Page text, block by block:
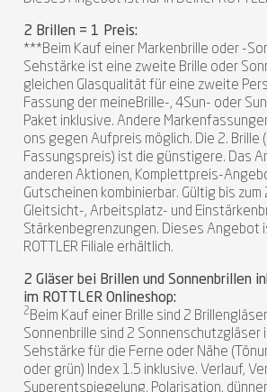
2 Brillen = 1 Preis:
***Beim Kauf einer Markenbrille oder -
Sehstärke ist eine zweite Brille oder
gleichen Glasqualität für eine zweite
Fassung der meineBrille-, 4Sun- oder
Paket inklusive. Andere
ons gegen Aufpreis möglich. Die 2. Brille
Fassungspreis) ist die günstigere. Das
anderen Aktionen, Komplettpreis-
Gutscheinen kombinierbar. Gültig bis
Gleitsicht-, Arbeitsplatz- und
Stärkenbegrenzungen. Dieses Angebot
ROTTLER Filiale erhältlich.
2 Gläser bei Brillen und Sonnenbrillen
im ROTTLER Onlineshop:
2Beim Kauf einer Brille sind 2
Sonnenbrille sind 2 Sonnenschutzgläser
Sehstärke für die Ferne oder Nähe
oder grün) Index 1.5 inklusive. Verlauf,
Superentspiegelung, Polarisation,